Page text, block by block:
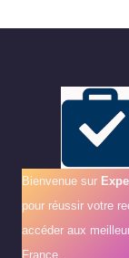
Bienvenue sur
pour réussir votre
accéder aux
France.